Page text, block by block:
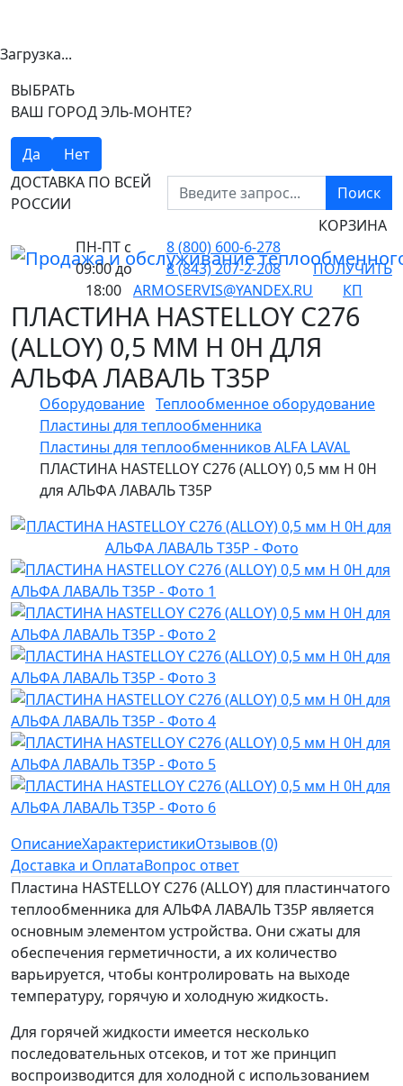
Загрузка...
ВЫБРАТЬ
ВАШ ГОРОД ЭЛЬ-МОНТЕ?
Да
Нет
ДОСТАВКА ПО ВСЕЙ
РОССИИ
Поиск
ПН-ПТ с
09:00 до
18:00
8 (800) 600-6-278
8 (843) 207-2-208
ARMOSERVIS@YANDEX.RU
КОРЗИНА
ПОЛУЧИТЬ
КП
ПЛАСТИНА HASTELLOY C276
(ALLOY) 0,5 ММ H 0H ДЛЯ
АЛЬФА ЛАВАЛЬ T35P
Оборудование Теплообменное оборудование
Пластины для теплообменника
Пластины для теплообменников ALFA LAVAL
ПЛАСТИНА HASTELLOY C276 (ALLOY) 0,5 мм H 0H
для АЛЬФА ЛАВАЛЬ T35P
ОписаниеХарактеристикиОтзывов (0)
Доставка и ОплатаВопрос ответ
Пластина HASTELLOY C276 (ALLOY) для пластинчатого
теплообменника для АЛЬФА ЛАВАЛЬ T35P является
основным элементом устройства. Они сжаты для
обеспечения герметичности, а их количество
варьируется, чтобы контролировать на выходе
температуру, горячую и холодную жидкость.
Для горячей жидкости имеется несколько
последовательных отсеков, и тот же принцип
воспроизводится для холодной с использованием